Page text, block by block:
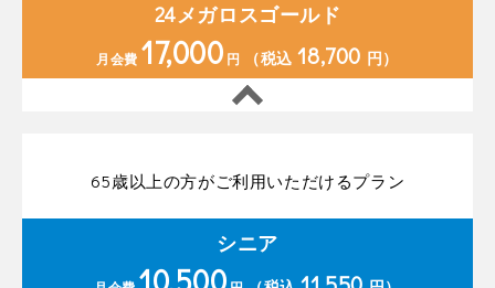
24メガロスゴールド
月会費 17,000 円 （税込 18,700 円）
65歳以上の方がご利用いただけるプラン
シニア